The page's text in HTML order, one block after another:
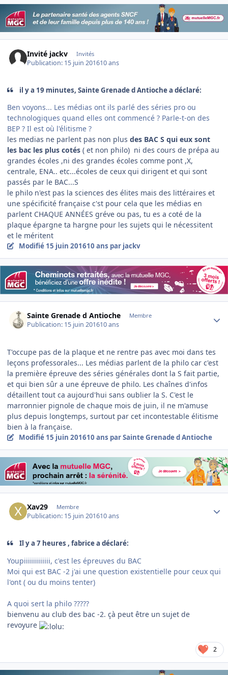
Invité jackv Invités
Publication: 15 juin 201610 ans
il y a 19 minutes, Sainte Grenade d Antioche a déclaré:
Ben voyons... Les médias ont ils parlé des séries pro ou
technologiques quand elles ont commencé ? Parle-t-on des
BEP ? Il est où l'élitisme ?
les medias ne parlent pas non plus des BAC S qui eux sont
les bac les plus cotés ( et non philo) ni des cours de prépa au
grandes écoles ,ni des grandes écoles comme pont ,X,
centrale, ENA.. etc...écoles de ceux qui dirigent et qui sont
passés par le BAC...S
le philo n'est pas la sciences des élites mais des littéraires et
une spécificité française c'st pour cela que les médias en
parlent CHAQUE ANNÉES gréve ou pas, tu es a coté de la
plaque épargne ta hargne pour les sujets qui le nécessitent
et le méritent
Modifié 15 juin 201610 ans par jackv
Sainte Grenade d Antioche Membre
Publication: 15 juin 201610 ans
T'occupe pas de la plaque et ne rentre pas avec moi dans tes
leçons professorales... Les médias parlent de la philo car c'est
la première épreuve des séries générales dont la S fait partie,
et qui bien sûr a une épreuve de philo. Les chaînes d'infos
détaillent tout ca aujourd'hui sans oublier la S. C'est le
marronnier pignole de chaque mois de juin, il ne m'amuse
plus depuis longtemps, surtout par cet incontestable élitisme
bien à la française.
Modifié 15 juin 201610 ans par Sainte Grenade d Antioche
Xav29 Membre
Publication: 15 juin 201610 ans
Il y a 7 heures , fabrice a déclaré:
Youpiiiiiiiiiiiii, c'est les épreuves du BAC
Moi qui est BAC -2 j'ai une question existentielle pour ceux qui
l'ont ( ou du moins tenter)
A quoi sert la philo ?????
bienvenu au club des bac -2. çà peut être un sujet de
revoyure
2